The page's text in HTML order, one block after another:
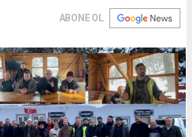
ABONE OL